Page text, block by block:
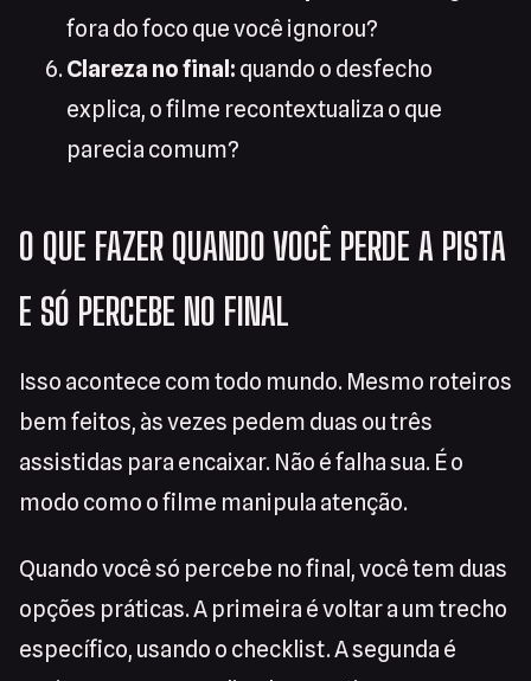
fora do foco que você ignorou?
Clareza no final: quando o desfecho
explica, o filme recontextualiza o que
parecia comum?
O QUE FAZER QUANDO VOCÊ PERDE A PISTA
E SÓ PERCEBE NO FINAL
Isso acontece com todo mundo. Mesmo roteiros
bem feitos, às vezes pedem duas ou três
assistidas para encaixar. Não é falha sua. É o
modo como o filme manipula atenção.
Quando você só percebe no final, você tem duas
opções práticas. A primeira é voltar a um trecho
específico, usando o checklist. A segunda é